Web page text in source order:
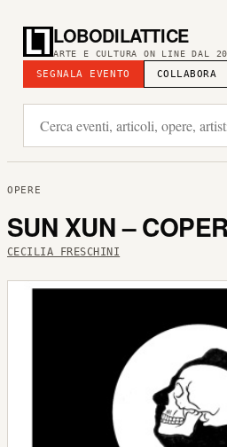
LOBODILATTICE
ARTE E CULTURA ON LINE DAL
SEGNALA EVENTO COLLABORA
OPERE
SUN XUN –
CECILIA FRESCHINI